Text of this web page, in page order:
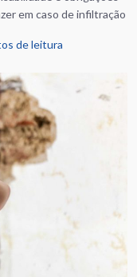
em caso de infiltração
de leitura